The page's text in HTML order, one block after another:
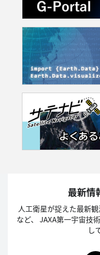
最新情
人工衛星が捉えた最新
など、
JAXA第一宇宙技
し